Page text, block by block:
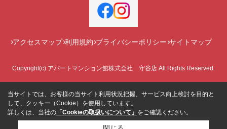
アクセスマップ 利用規約 プライバシーポリシー サイトマップ
Copyright(c) アパートマンション館株式会社 守谷店 All Rights Reserved.
当サイトでは、お客様の当サイト利用状況把握、サービス向上検討を目的と
して、クッキー（Cookie）を使用しています。
詳しくは、当社の 「Cookieの取扱いについて」 をご確認ください。